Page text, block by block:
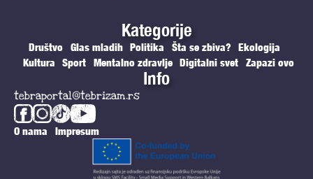
Kategorije
Društvo Glas mladih Politika Šta se zbiva?
Ekologija
Kultura
Sport Mentalno zdravlje Digitalni svet Zapazi ovo
Info
tebraportal@tebrizam.rs
O nama Impresum